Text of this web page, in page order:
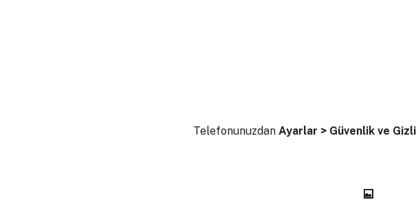
Telefonunuzdan Ayarlar > Güvenlik ve